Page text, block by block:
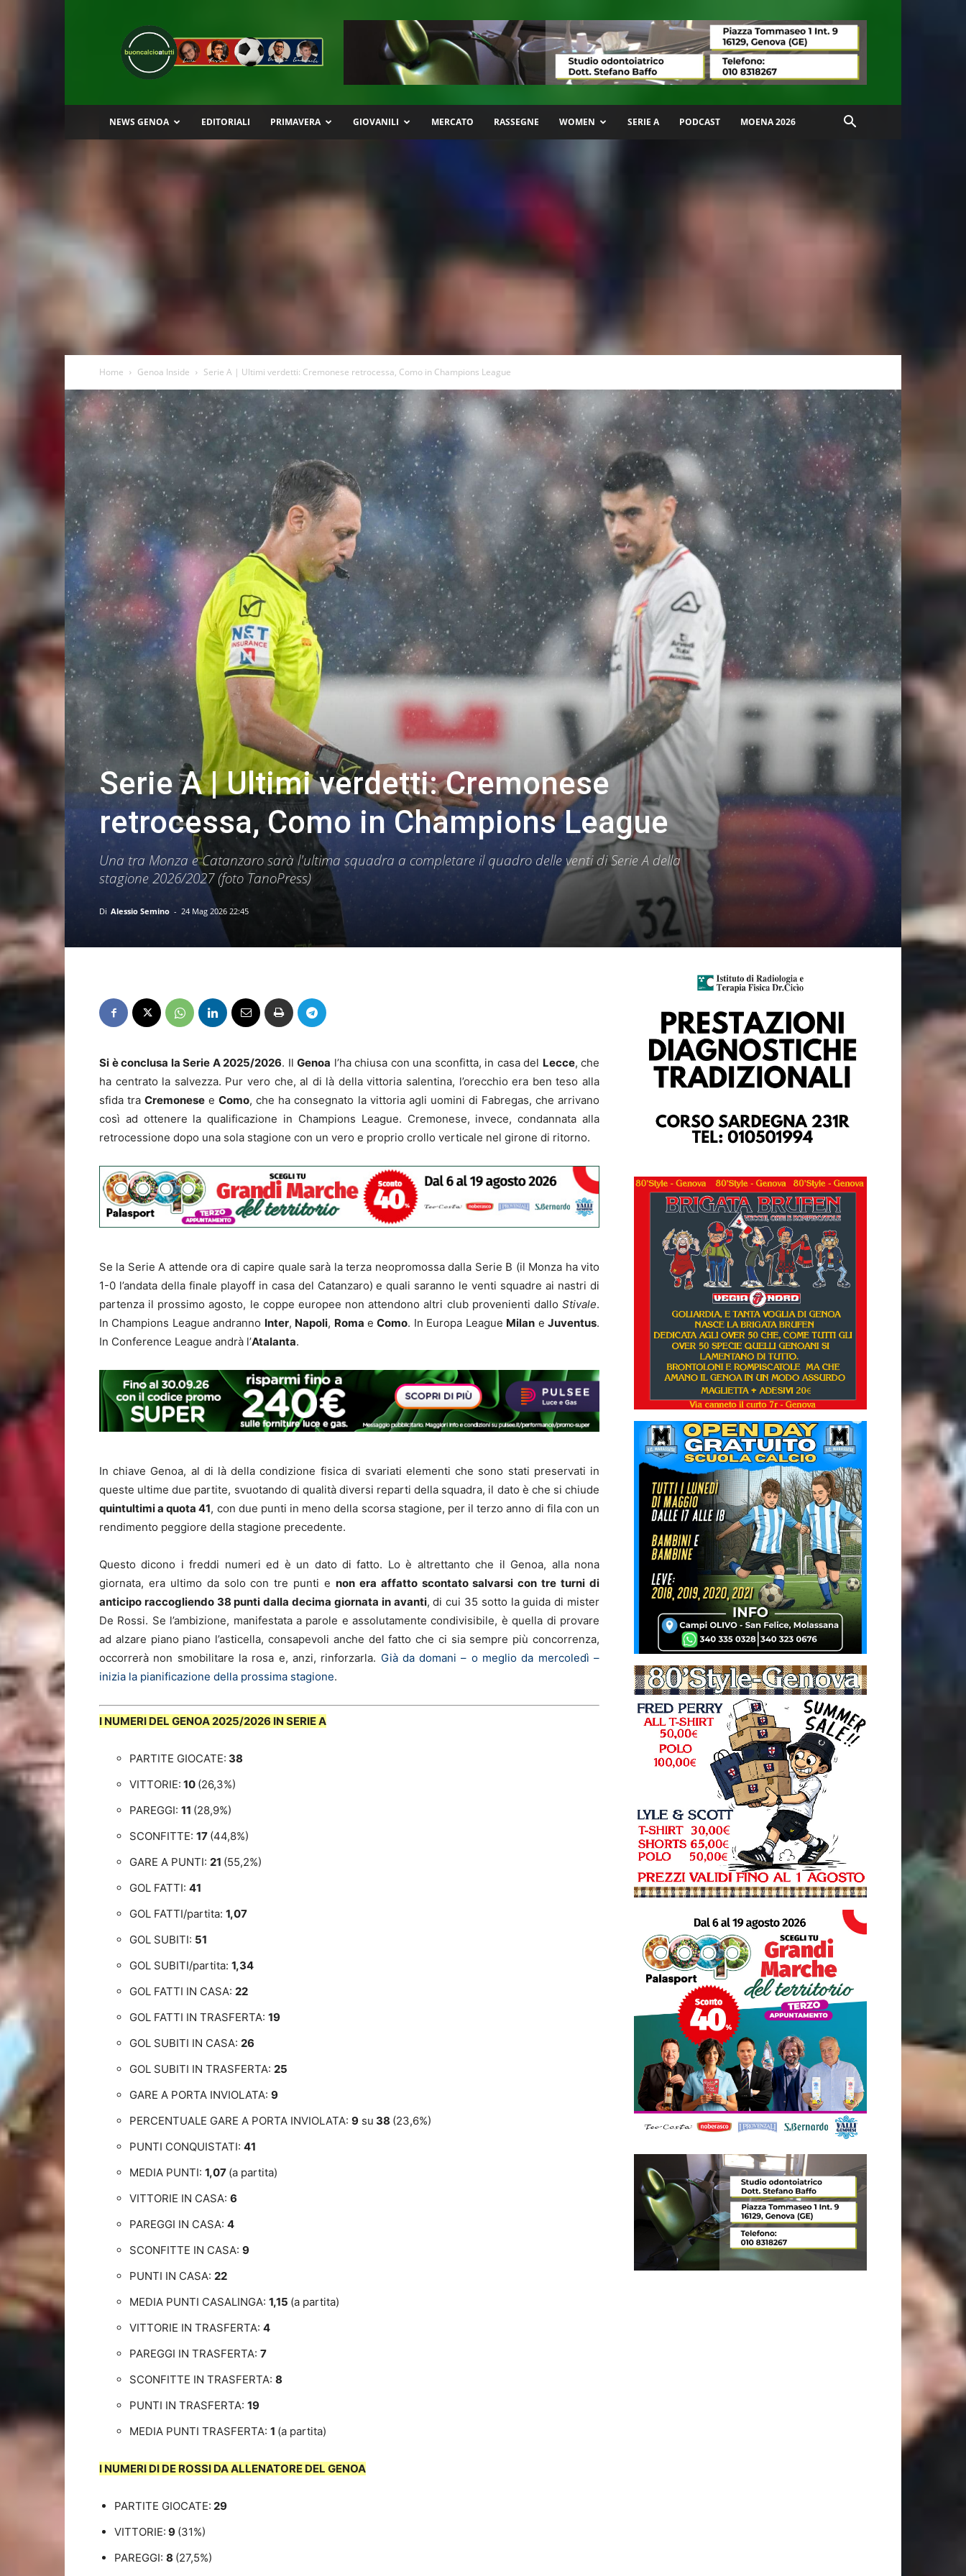
Buon
Calcio
a
Tutti
NEWS GENOA EDITORIALI PRIMAVERA GIOVANILI MERCATO RASSEGNE WOMEN SERIE A PODCAST MOENA 2026
Home Genoa Inside Serie A | Ultimi verdetti: Cremonese retrocessa, Como in Champions League
Serie A | Ultimi verdetti: Cremonese
retrocessa, Como in Champions League
Una tra Monza e Catanzaro sarà l'ultima squadra a completare il quadro delle venti di Serie A della
stagione 2026/2027 (foto TanoPress)
Di Alessio Semino - 24 Mag 2026 22:45
Si è conclusa la Serie A 2025/2026. Il Genoa l’ha chiusa con una sconfitta, in casa del Lecce, che
ha centrato la salvezza. Pur vero che, al di là della vittoria salentina, l’orecchio era ben teso alla
sfida traCremonese eComo, che ha consegnato la vittoria agli uomini di Fabregas, che arrivano
così ad ottenere la qualificazione in Champions League. Cremonese, invece, condannata alla
retrocessione dopo una sola stagione con un vero e proprio crollo verticale nel girone di ritorno.
Se la Serie A attende ora di capire quale sarà la terza neopromossa dalla Serie B (il Monza ha vito
1-0 l’andata della finale playoff in casa del Catanzaro) e quali saranno le venti squadre ai nastri di
partenza il prossimo agosto, le coppe europee non attendono altri club provenienti dallo Stivale.
In Champions League andranno Inter, Napoli, Roma eComo. In Europa League Milan eJuventus.
In Conference League andrà l’Atalanta.
In chiave Genoa, al di là della condizione fisica di svariati elementi che sono stati preservati in
queste ultime due partite, svuotando di qualità diversi reparti della squadra, il dato è che si chiude
quintultimi a quota 41, con due punti in meno della scorsa stagione, per il terzo anno di fila con un
rendimento peggiore della stagione precedente.
Questo dicono i freddi numeri ed è un dato di fatto. Lo è altrettanto che il Genoa, alla nona
giornata, era ultimo da solo con tre punti e non era affatto scontato salvarsi con tre turni di
anticipo raccogliendo 38 punti dalla decima giornata in avanti, di cui 35 sotto la guida di mister
De Rossi. Se l’ambizione, manifestata a parole e assolutamente condivisibile, è quella di provare
ad alzare piano piano l’asticella, consapevoli anche del fatto che ci sia sempre più concorrenza,
occorrerà non smobilitare la rosa e, anzi, rinforzarla. Già da domani – o meglio da mercoledì –
inizia la pianificazione della prossima stagione.
I NUMERI DEL GENOA 2025/2026 IN SERIE A
PARTITE GIOCATE: 38
VITTORIE: 10 (26,3%)
PAREGGI: 11 (28,9%)
SCONFITTE: 17 (44,8%)
GARE A PUNTI: 21 (55,2%)
GOL FATTI: 41
GOL FATTI/partita: 1,07
GOL SUBITI: 51
GOL SUBITI/partita: 1,34
GOL FATTI IN CASA: 22
GOL FATTI IN TRASFERTA: 19
GOL SUBITI IN CASA: 26
GOL SUBITI IN TRASFERTA: 25
GARE A PORTA INVIOLATA: 9
PERCENTUALE GARE A PORTA INVIOLATA: 9 su 38 (23,6%)
PUNTI CONQUISTATI: 41
MEDIA PUNTI: 1,07 (a partita)
VITTORIE IN CASA: 6
PAREGGI IN CASA: 4
SCONFITTE IN CASA: 9
PUNTI IN CASA: 22
MEDIA PUNTI CASALINGA: 1,15 (a partita)
VITTORIE IN TRASFERTA: 4
PAREGGI IN TRASFERTA: 7
SCONFITTE IN TRASFERTA: 8
PUNTI IN TRASFERTA: 19
MEDIA PUNTI TRASFERTA: 1 (a partita)
I NUMERI DI DE ROSSI DA ALLENATORE DEL GENOA
PARTITE GIOCATE: 29
VITTORIE: 9 (31%)
PAREGGI: 8 (27,5%)